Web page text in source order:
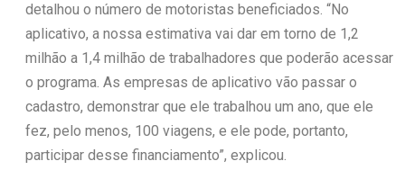
detalhou o número de motoristas beneficiados. “No
aplicativo, a nossa estimativa vai dar em torno de 1,2
milhão a 1,4 milhão de trabalhadores que poderão acessar
o programa. As empresas de aplicativo vão passar o
cadastro, demonstrar que ele trabalhou um ano, que ele
fez, pelo menos, 100 viagens, e ele pode, portanto,
participar desse financiamento”, explicou.